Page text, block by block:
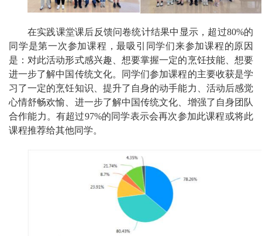
在实践课堂课后反馈问卷统计结果中显示，超过80%的
同学是第一次参加课程，最吸引同学们来参加课程的原因
是：对此活动形式感兴趣、想要掌握一定的烹饪技能、想要
进一步了解中国传统文化。同学们参加课程的主要收获是学
习了一定的烹饪知识、提升了自身的动手能力、活动后感觉
心情舒畅欢愉、进一步了解中国传统文化、增强了自身团队
合作能力。有超过97%的同学表示会再次参加此课程或将此
课程推荐给其他同学。